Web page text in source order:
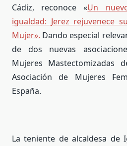
Cádiz, reconoce «Un
igualdad: Jerez rejuvenece
Mujer». Dando especial
de dos nuevas
Mujeres Mastectomizadas
Asociación de Mujeres
España.
La teniente de alcaldesa de